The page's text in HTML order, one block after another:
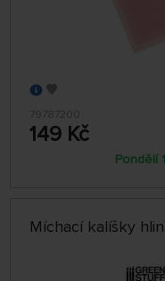
79787200
149 Kč
Pondělí
Míchací kalíšky